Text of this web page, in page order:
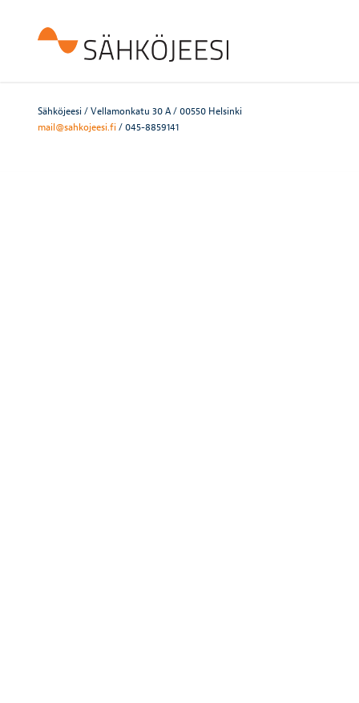
Sähköjeesi / Vellamonkatu 30 A / 00550 Helsinki
mail@sahkojeesi.fi/ 045-8859141